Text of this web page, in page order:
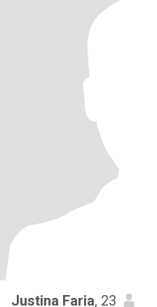
Justina Faria, 23